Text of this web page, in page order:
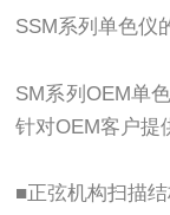
SSM系列单色仪的
SM系列OEM单
针对OEM客户提供
■正弦机构扫描